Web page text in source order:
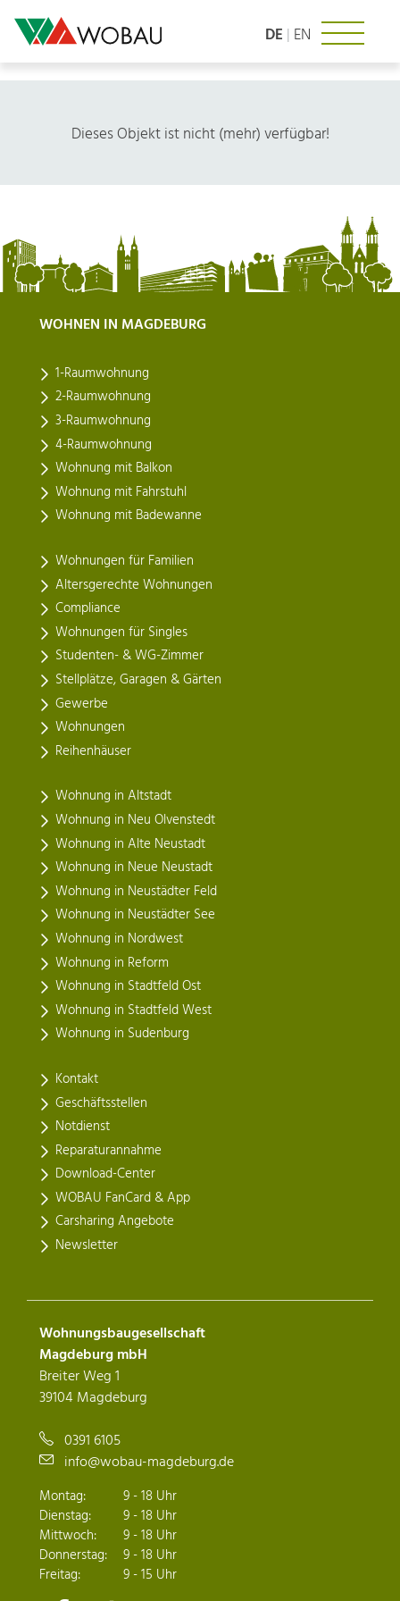
Inhalt
DE | EN
Dieses Objekt ist nicht (mehr) verfügbar!
Wohnungsbaugesellschaft
Magdeburg mbH
Breiter Weg 1
39104 Magdeburg
0391 6105
info@wobau-magdeburg.de
Montag:
9 - 18 Uhr
Dienstag:
9 - 18 Uhr
Mittwoch:
9 - 18 Uhr
Donnerstag:
9 - 18 Uhr
Freitag:
9 - 15 Uhr
WOHNEN IN MAGDEBURG
1-Raumwohnung
2-Raumwohnung
3-Raumwohnung
4-Raumwohnung
Wohnung mit Balkon
Wohnung mit Fahrstuhl
Wohnung mit Badewanne
Wohnungen für Familien
Altersgerechte Wohnungen
Compliance
Wohnungen für Singles
Studenten- & WG-Zimmer
Stellplätze, Garagen & Gärten
Gewerbe
Wohnungen
Reihenhäuser
Wohnung in Altstadt
Wohnung in Neu Olvenstedt
Wohnung in Alte Neustadt
Wohnung in Neue Neustadt
Wohnung in Neustädter Feld
Wohnung in Neustädter See
Wohnung in Nordwest
Wohnung in Reform
Wohnung in Stadtfeld Ost
Wohnung in Stadtfeld West
Wohnung in Sudenburg
Kontakt
Geschäftsstellen
Notdienst
Reparaturannahme
Download-Center
WOBAU FanCard & App
Carsharing Angebote
Newsletter